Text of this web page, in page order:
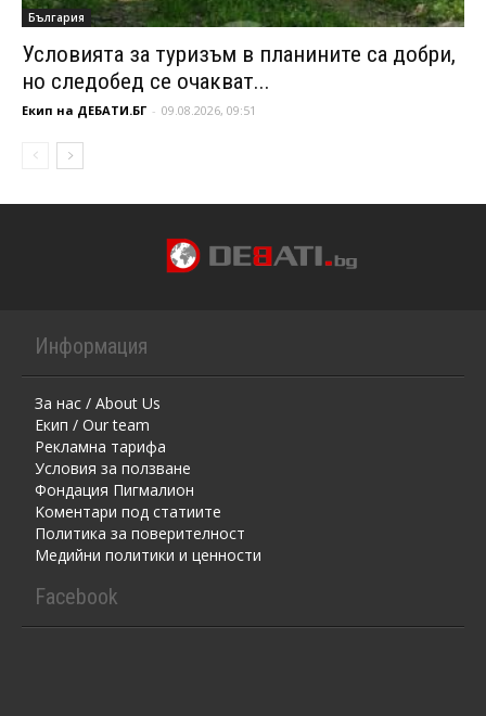
България
Условията за туризъм в планините са добри,
но следобед се очакват...
Екип на ДЕБАТИ.БГ - 09.08.2026, 09:51
Информация
За нас / About Us
Екип / Our team
Рекламна тарифа
Условия за ползване
Фондация Пигмалион
Kоментaри под статиите
Политика за поверителност
Медийни политики и ценности
Facebook